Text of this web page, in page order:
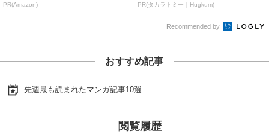
PR(Amazon) PR(タカラトミー｜Hugkum)
Recommended by
おすすめ記事
先週最も読まれたマンガ記事10選
閲覧履歴